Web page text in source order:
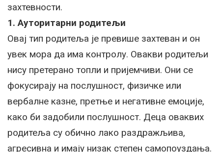
захтевности.
1. Ауторитарни родитељи
Овај тип родитеља је превише захтеван и он
увек мора да има контролу. Овакви родитељи
нису претерано топли и пријемчиви. Они се
фокусирају на послушност, физичке или
вербалне казне, претње и негативне емоције,
како би задобили послушност. Деца оваквих
родитеља су обично лако раздражљива,
агресивна и имају низак степен самопоуздања.